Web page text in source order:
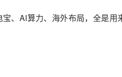
、AI算力、海外布局，全是用